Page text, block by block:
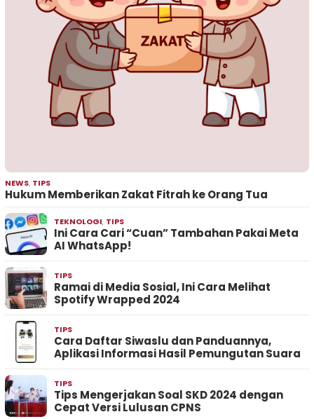
NEWS, TIPS
Hukum Memberikan Zakat Fitrah ke Orang Tua
TEKNOLOGI, TIPS
Ini Cara Cari “Cuan” Tambahan Pakai Meta
AI WhatsApp!
TIPS
Ramai di Media Sosial, Ini Cara Melihat
Spotify Wrapped 2024
TIPS
Cara Daftar Siwaslu dan Panduannya,
Aplikasi Informasi Hasil Pemungutan Suara
TIPS
Tips Mengerjakan Soal SKD 2024 dengan
Cepat Versi Lulusan CPNS